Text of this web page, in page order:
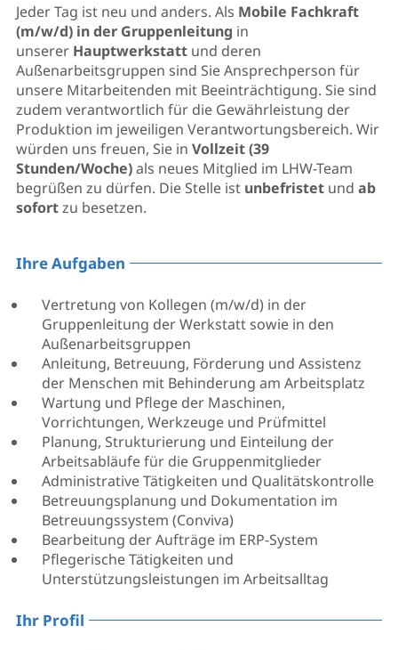
Jeder Tag ist neu und anders. Als Mobile Fachkraft
(m/w/d) in der Gruppenleitung in
unserer Hauptwerkstattund deren
Außenarbeitsgruppen sind Sie Ansprechperson für
unsere Mitarbeitenden mit Beeinträchtigung. Sie sind
zudem verantwortlich für die Gewährleistung der
Produktion im jeweiligen Verantwortungsbereich. Wir
würden uns freuen, Sie in Vollzeit (39
Stunden/Woche)als neues Mitglied im LHW-Team
begrüßen zu dürfen. Die Stelle ist unbefristetund ab
sofortzu besetzen.
Ihre Aufgaben
Vertretung von Kollegen (m/w/d) in der
Gruppenleitung der Werkstatt sowie in den
Außenarbeitsgruppen
Anleitung, Betreuung, Förderung und Assistenz
der Menschen mit Behinderung am Arbeitsplatz
Wartung und Pflege der Maschinen,
Vorrichtungen, Werkzeuge und Prüfmittel
Planung, Strukturierung und Einteilung der
Arbeitsabläufe für die Gruppenmitglieder
Administrative Tätigkeiten und Qualitätskontrolle
Betreuungsplanung und Dokumentation im
Betreuungssystem (Conviva)
Bearbeitung der Aufträge im ERP-System
Pflegerische Tätigkeiten und
Unterstützungsleistungen im Arbeitsalltag
Ihr Profil